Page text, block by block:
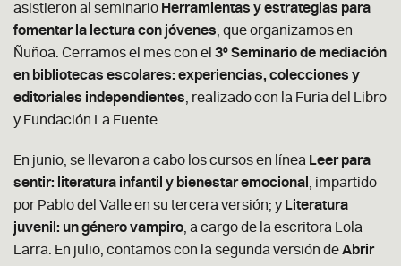
asistieron al seminario Herramientas y estrategias para
fomentar la lectura con jóvenes, que organizamos en
Ñuñoa. Cerramos el mes con el 3° Seminario de mediación
en bibliotecas escolares: experiencias, colecciones y
editoriales independientes, realizado con la Furia del Libro
y Fundación La Fuente.
En junio, se llevaron a cabo los cursos en línea Leer para
sentir: literatura infantil y bienestar emocional , impartido
por Pablo del Valle en su tercera versión; y Literatura
juvenil: un género vampiro, a cargo de la escritora Lola
Larra. En julio, contamos con la segunda versión deAbrir